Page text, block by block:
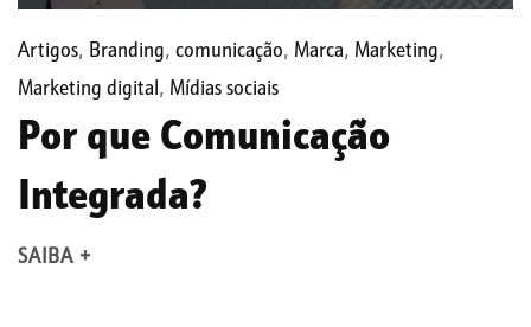
Artigos, Branding, comunicação, Marca, Marketing,
Marketing digital, Mídias sociais
Por que Comunicação
Integrada?
SAIBA +